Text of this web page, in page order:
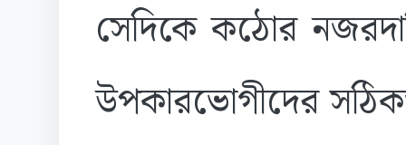
সেদিকে কঠোর
উপকারভোগীদের